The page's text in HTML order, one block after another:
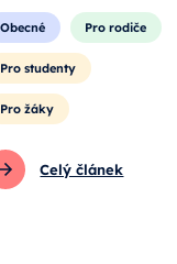
Obecné Pro rodiče
Pro studenty
Pro žáky
Celý článek